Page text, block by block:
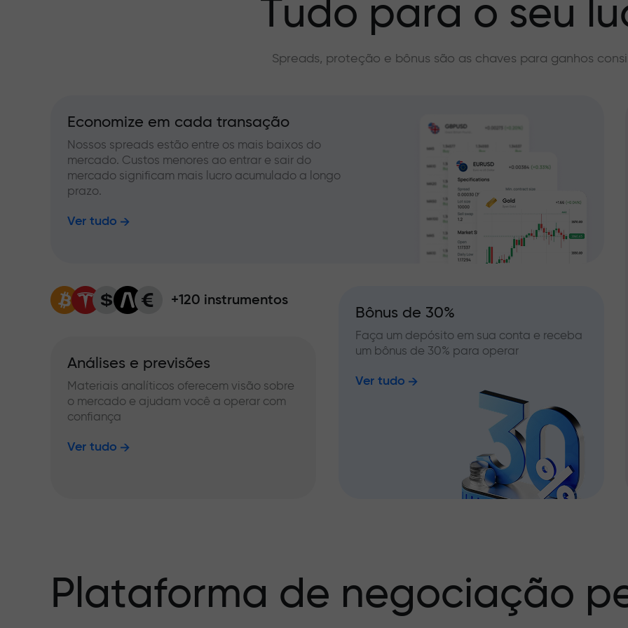
Tudo para o seu
Spreads, proteção e bônus são as chaves para ganhos
Economize em cada transação
Nossos spreads estão entre os mais baixos do
mercado. Custos menores ao entrar e sair do
mercado significam mais lucro acumulado a longo
prazo.
Ver tudo
+120 instrumentos
Análises e previsões
Materiais analíticos oferecem visão sobre
o mercado e ajudam você a operar com
confiança
Ver tudo
Bônus de 30%
Faça um depósito em sua conta e receba
um bônus de 30% para operar
Ver tudo
Plataforma de negociação